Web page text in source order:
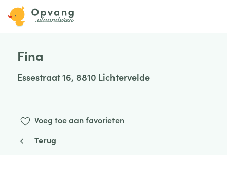
Fina
Essestraat 16, 8810 Lichtervelde
Voeg toe aan favorieten
Terug